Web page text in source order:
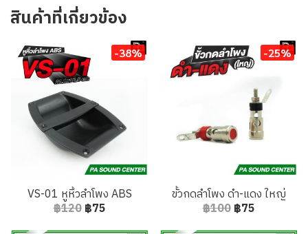
สินค้าที่เกี่ยวข้อง
-38%
VS-01 หูหิ้วลำโพง ABS
฿120 ฿75
-25%
ขั้วกดลำโพง ดำ-แดง ใหญ่
฿100 ฿75